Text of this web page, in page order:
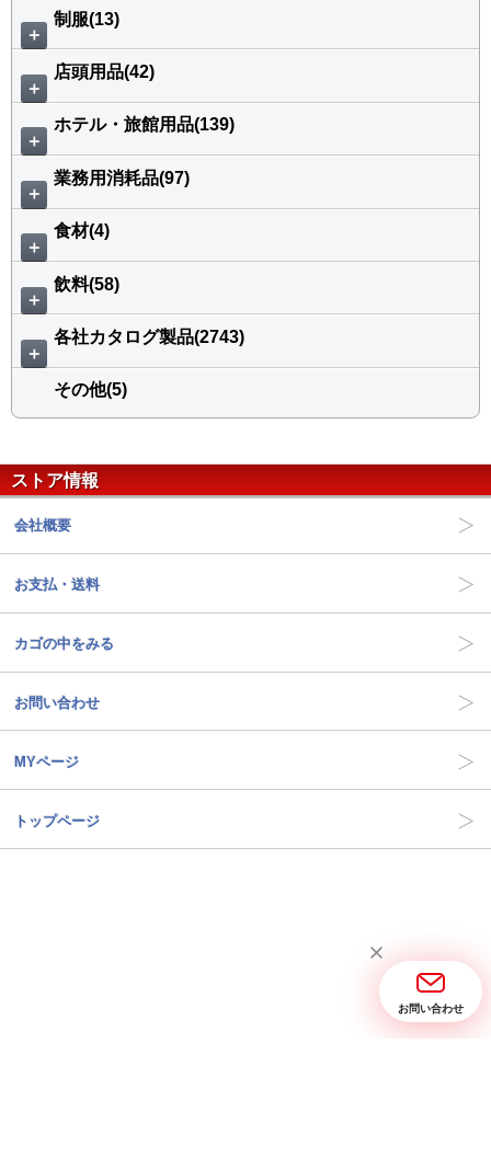
＋
制服(13)
＋
店頭用品(42)
＋
ホテル・旅館用品(139)
＋
業務用消耗品(97)
＋
食材(4)
＋
飲料(58)
＋
各社カタログ製品(2743)
その他(5)
ストア情報
会社概要
お支払・送料
カゴの中をみる
お問い合わせ
MYページ
トップページ
お問い合わせ